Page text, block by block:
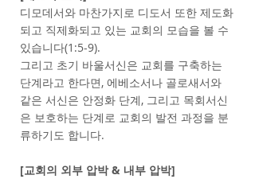
디모데서와 마찬가지로 디도서 또한 제도화
되고 직제화되고 있는 교회의 모습을 볼 수
있습니다(1:5-9).
그리고 초기 바울서신은 교회를 구축하는
단계라고 한다면, 에베소서나 골로새서와
같은 서신은 안정화 단계, 그리고 목회서신
은 보호하는 단계로 교회의 발전 과정을 분
류하기도 합니다.
[교회의 외부 압박 & 내부 압박]